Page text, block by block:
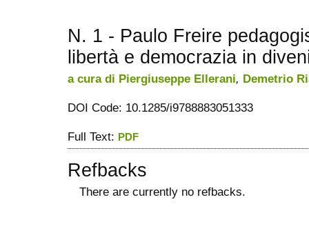
N. 1 - Paulo Freire
libertà e democrazia in
a cura di Piergiuseppe Ellerani, Demetrio
DOI Code: 10.1285/i9788883051333
Full Text: PDF
Refbacks
There are currently no refbacks.